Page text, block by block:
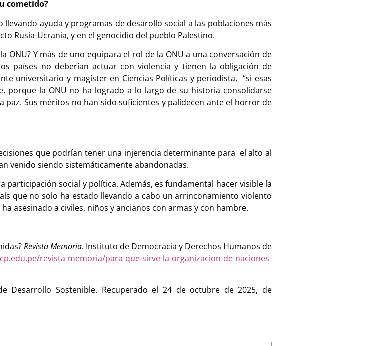
cometido?
ayuda y programas de desarollo social a las poblaciones más
Rusia-Ucrania, y en el genocidio del pueblo Palestino.
ONU? Y más de uno equipara el rol de la ONU a una conversación de
países no deberían actuar con violencia y tienen la obligación de
universitario y magíster en Ciencias Políticas y periodista, “si esas
porque la ONU no ha logrado a lo largo de su historia consolidarse
Sus méritos no han sido suficientes y palidecen ante el horror de
que podrían tener una injerencia determinante para el alto al
venido siendo sistemáticamente abandonadas.
social y política. Además, es fundamental hacer visible la
que no solo ha estado llevando a cabo un arrinconamiento violento
asesinado a civiles, niños y ancianos con armas y con hambre.
Revista Memoria. Instituto de Democracia y Derechos Humanos de
revista-memoria/para-que-sirve-la-organizacion-de-naciones-
Desarrollo Sostenible. Recuperado el 24 de octubre de 2025, de